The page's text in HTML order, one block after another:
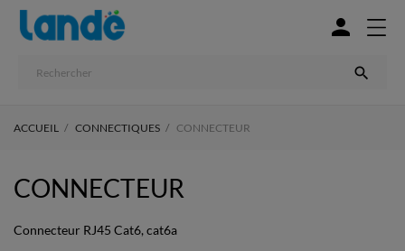


ACCUEIL CONNECTIQUES CONNECTEUR
CONNECTEUR
Connecteur RJ45 Cat6, cat6a